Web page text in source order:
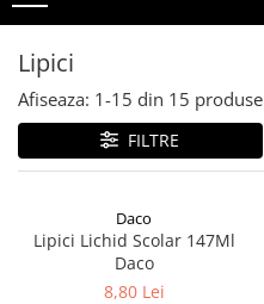
Imprimante
Format mare - plotter
Imprimante Laser
Imprimante LED
Imprimante termice portabile
Multifunctionale
Multifunctionale cu cerneala
Multifunctionale Laser
Multifunctionale LED
Lipici
Afiseaza: 1-15 din 15 produse
FILTRE
Daco
Lipici Lichid Scolar 147Ml
Daco
8,80 Lei